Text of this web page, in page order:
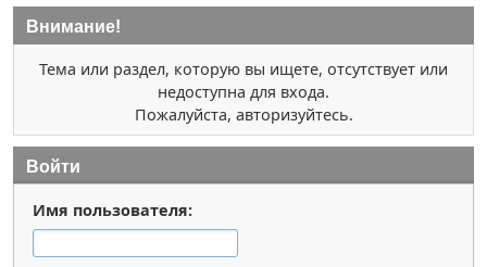
Внимание!
Тема или раздел, которую вы ищете, отсутствует или
недоступна для входа.
Пожалуйста, авторизуйтесь.
Войти
Имя пользователя: